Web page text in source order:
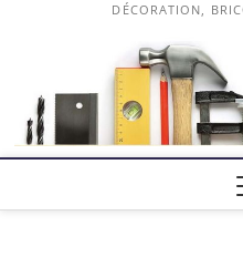
DÉCORATION,